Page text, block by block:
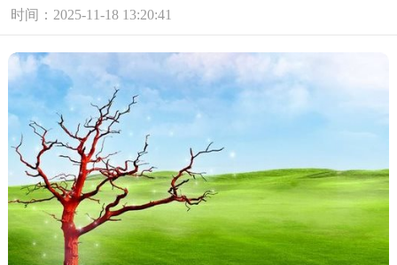
时间：2025-11-18 13:20:41